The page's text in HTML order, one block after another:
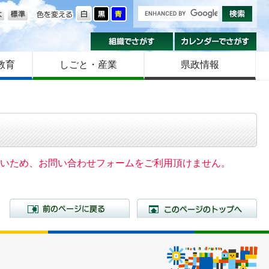
色を変える
大きさ
組織でさがす
育 しごと・産業 県政情報
ため、お問い合わせフォームをご利用頂けません。
前のページに戻る